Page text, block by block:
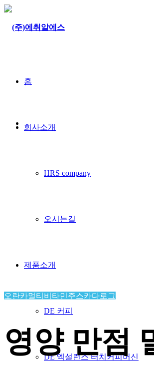
홈
회사소개
HRS company
오시는길
제품소개
DE 커피
DE 엑설런스 터치커피머신
오란카멀티비타민주스카다로그
영양 만점